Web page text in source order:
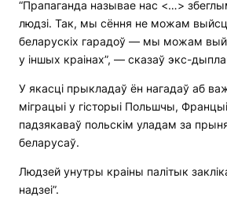
“Прапаганда называе нас <…>
людзі. Так, мы сёння не можам
беларускіх гарадоў — мы можам
у іншых краінах”, — сказаў экс-
У якасці прыкладаў ён нагадаў аб
міграцыі у гісторыі Польшчы, Францыі,
падзякаваў польскім уладам за
беларусаў.
Людзей унутры краіны палітык
надзеі”.